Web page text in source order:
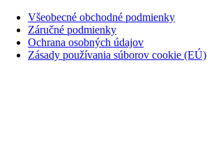
Všeobecné obchodné podmienky
Záručné podmienky
Ochrana osobných údajov
Zásady používania súborov cookie (EÚ)